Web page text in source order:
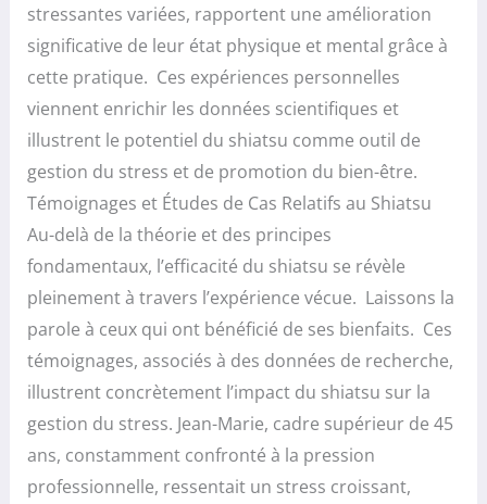
stressantes variées, rapportent une amélioration
significative de leur état physique et mental grâce à
cette pratique. Ces expériences personnelles
viennent enrichir les données scientifiques et
illustrent le potentiel du shiatsu comme outil de
gestion du stress et de promotion du bien-être.
Témoignages et Études de Cas Relatifs au Shiatsu
Au-delà de la théorie et des principes
fondamentaux, l’efficacité du shiatsu se révèle
pleinement à travers l’expérience vécue. Laissons la
parole à ceux qui ont bénéficié de ses bienfaits. Ces
témoignages, associés à des données de recherche,
illustrent concrètement l’impact du shiatsu sur la
gestion du stress. Jean-Marie, cadre supérieur de 45
ans, constamment confronté à la pression
professionnelle, ressentait un stress croissant,